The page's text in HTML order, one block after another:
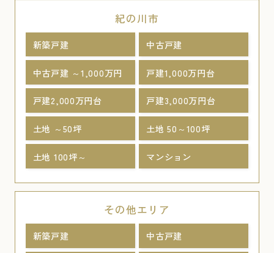
紀の川市
新築戸建 中古戸建
中古戸建 ～1,000万円 戸建1,000万円台
戸建2,000万円台 戸建3,000万円台
土地 ～50坪 土地 50～100坪
土地 100坪～ マンション
その他エリア
新築戸建 中古戸建